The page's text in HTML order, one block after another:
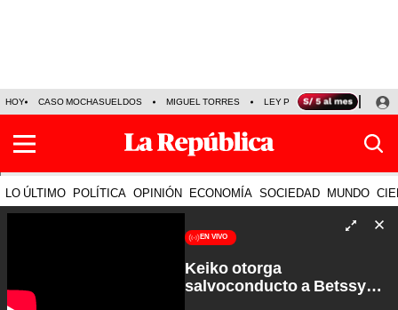
HOY CASO MOCHASUELDOS MIGUEL TORRES LEY PULPÍN PRECIO DEL
LO ÚLTIMO POLÍTICA OPINIÓN ECONOMÍA SOCIEDAD MUNDO
EN VIVO
Keiko otorga
salvoconducto a Betssy